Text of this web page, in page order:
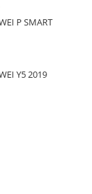
P SMART
Y5 2019